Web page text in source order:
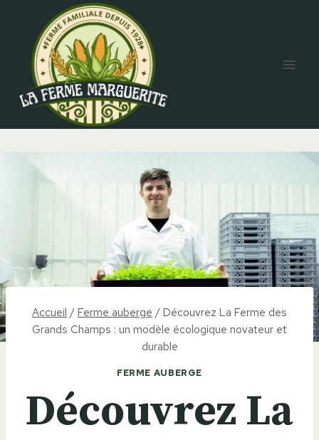
contenu
Accueil /Ferme auberge /Découvrez La Ferme des
Grands Champs : un modèle écologique novateur et
durable
FERME AUBERGE
Découvrez La